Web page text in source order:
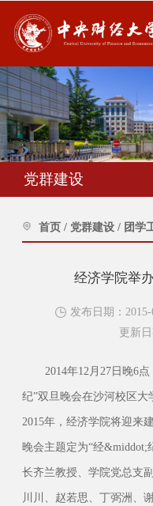
党群建设
首页 / 党群建设 / 团学
经济学院举
发布日期：2015-
更新
2014年12月27日晚6
纪”双旦晚会在沙河校区大
2015年，经济学院将迎来
晚会主题定为“经&middot;
长齐兰教授、学院党总支
川川、赵若思、丁弼洲、